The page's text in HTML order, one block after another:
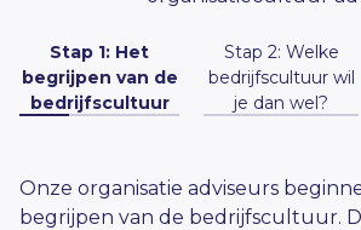
Stap 1: Het
begrijpen van de
bedrijfscultuur
Stap 2: Welke
bedrijfscultuur wil
je dan wel?
Onze organisatie adviseurs
begrijpen van de bedrijfscultuur.
Oké, we weten waarom men zich
zich gedragen en wat dit in stand
Dan gaan we samen aan de
bedrijfscultuur te veranderen